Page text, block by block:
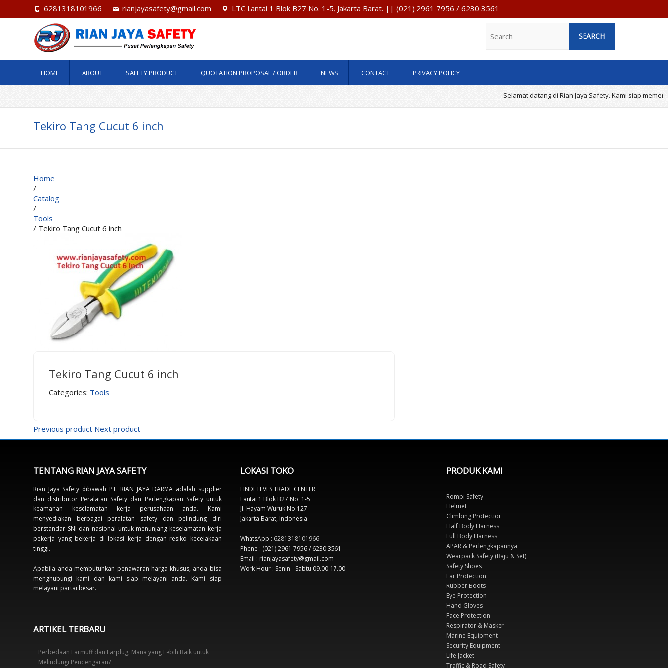
6281318101966 rianjayasafety@gmail.com
LTC Lantai 1 Blok B27 No. 1-5, Jakarta Barat. || (021) 2961 7956 / 6230 3561
HOME ABOUT SAFETY PRODUCT QUOTATION PROPOSAL / ORDER NEWS CONTACT PRIVACY POLICY
Selamat datang di Rian Jaya Safety. Kami siap
Tekiro Tang Cucut 6 inch
Home
/
Catalog
/
Tools
/ Tekiro Tang Cucut 6 inch
Tekiro Tang Cucut 6 inch
Categories: Tools
Previous product Next product
TENTANG RIAN JAYA SAFETY
Rian Jaya Safety dibawah PT. RIAN JAYA DARMA adalah supplier
dan distributor Peralatan Safety dan Perlengkapan Safety untuk
keamanan keselamatan kerja perusahaan anda. Kami
menyediakan berbagai peralatan safety dan pelindung diri
berstandar SNI dan nasional untuk menunjang keselamatan kerja
pekerja yang bekerja di lokasi kerja dengan resiko kecelakaan
tinggi.
Apabila anda membutuhkan penawaran harga khusus, anda bisa
menghubungi kami dan kami siap melayani anda. Kami siap
melayani partai besar.
ARTIKEL TERBARU
Perbedaan Earmuff dan Earplug, Mana yang Lebih Baik untuk
Melindungi Pendengaran?
LOKASI TOKO
LINDETEVES TRADE CENTER
Lantai 1 Blok B27 No. 1-5
Jl. Hayam Wuruk No.127
Jakarta Barat, Indonesia
WhatsApp : 6281318101966
Phone : (021) 2961 7956 / 6230 3561
Email : rianjayasafety@gmail.com
Work Hour : Senin - Sabtu 09.00-17.00
PRODUK KAMI
Rompi Safety
Helmet
Climbing Protection
Half Body Harness
Full Body Harness
APAR & Perlengkapannya
Wearpack Safety (Baju & Set)
Safety Shoes
Ear Protection
Rubber Boots
Eye Protection
Hand Gloves
Face Protection
Respirator & Masker
Marine Equipment
Security Equipment
Life Jacket
Traffic & Road Safety